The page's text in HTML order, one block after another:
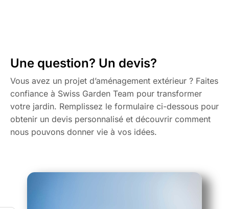
Une question? Un devis?
Vous avez un projet d’aménagement extérieur ? Faites
confiance à Swiss Garden Team pour transformer
votre jardin. Remplissez le formulaire ci-dessous pour
obtenir un devis personnalisé et découvrir comment
nous pouvons donner vie à vos idées.